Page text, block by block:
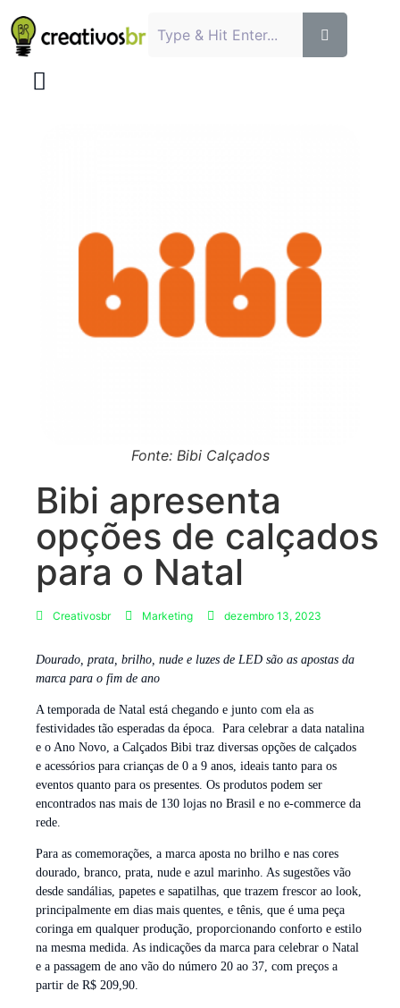
Fonte: Bibi Calçados
Bibi apresenta
opções de calçados
para o Natal
Creativosbr Marketing dezembro 13, 2023
Dourado, prata, brilho, nude e luzes de LED são as apostas da
marca para o fim de ano
A temporada de Natal está chegando e junto com ela as
festividades tão esperadas da época. Para celebrar a data natalina
e o Ano Novo, a Calçados Bibi traz diversas opções de calçados
e acessórios para crianças de 0 a 9 anos, ideais tanto para os
eventos quanto para os presentes. Os produtos podem ser
encontrados nas mais de 130 lojas no Brasil e no e-commerce da
rede.
Para as comemorações, a marca aposta no brilho e nas cores
dourado, branco, prata, nude e azul marinho. As sugestões vão
desde sandálias, papetes e sapatilhas, que trazem frescor ao look,
principalmente em dias mais quentes, e tênis, que é uma peça
coringa em qualquer produção, proporcionando conforto e estilo
na mesma medida. As indicações da marca para celebrar o Natal
e a passagem de ano vão do número 20 ao 37, com preços a
partir de R$ 209,90.